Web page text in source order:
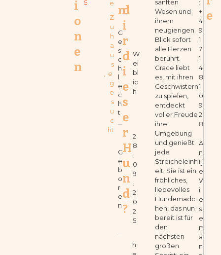
sanften
Wesen und
ihrem
neugierigen
Blick sofort
alle Herzen
berührt.
Grace liebt
es, mit ihren
Geschwistern
zu spielen,
entdeckt
voller Freude
ihre
Umgebung
und genießt
jede
Streicheleinh
eit. Sie ist ein
fröhliches,
liebevolles
Hundemädc
hen, das nun
bereit ist für
den
nächsten
großen
:
+
4
9
1
7
1
4
8
1
0
9
2
8
A
n
tj
e
W
i
e
s
e
m
a
n
e
i
o
n
e
n
5
e
Z
u
h
a
u
s
e
g
e
s
u
c
ht
n
G
e
s
c
h
l
e
c
h
t
W
ei
bl
ic
h
G
e
b
o
r
e
n
2
8
0
9
2
0
2
5
h
d
i
r
d
i
e
s
e
r
H
u
n
d
?